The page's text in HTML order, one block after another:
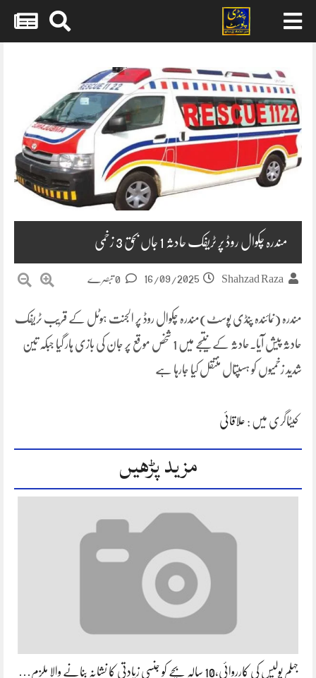
مندرہ چکوال روڈ پر ٹریفک حادثہ 1 جاں بحق 3 زخمی
Shahzad Raza
16/09/2025
مندرہ (نمائندہ پنڈی پوسٹ)مندرہ چکوال روڈ پر الجنت ہوٹل کے قریب ٹریفک
حادثہ پیش آیا۔حادثہ کے نتیجے میں 1 شخص موقع پر جان کی بازی ہار گیا جبکہ تین
شدید زخمیوں کو ہسپتال منتقل کیا جارہا ہے
کیٹاگری میں : علاقائی
مزید پڑھیں
جہلم پولیس کی کارروائی،10 سالہ بچے کو جنسی زیادتی کا نشانہ بنانے والا ملزم…